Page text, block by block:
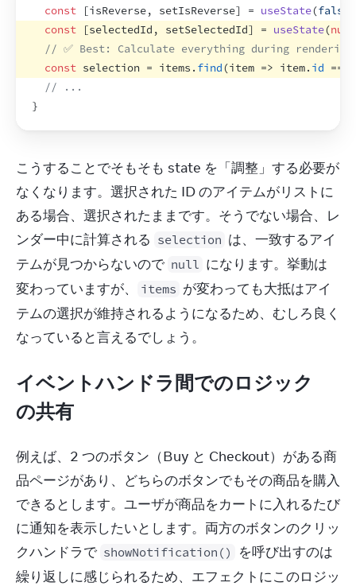
const
[isReverse, setIsReverse] = useState(false
const
[selectedId , setSelectedId] = useState(null
// ✅ Best: Calculate everything during rendering
const selection = items . find(item => item. id ===
// ...
}
こうすることでそもそも state を「調整」する必要が
なくなります。選択された ID のアイテムがリストに
ある場合、選択されたままです。そうでない場合、レ
ンダー中に計算される selection は、一致するアイ
テムが見つからないので null になります。挙動は
変わっていますが、
items が変わっても大抵はアイ
テムの選択が維持されるようになるため、むしろ良く
なっていると言えるでしょう。
イベントハンドラ間でのロジック
の共有
例えば、2 つのボタン（Buy と Checkout）がある商
品ページがあり、どちらのボタンでもその商品を購入
できるとします。ユーザが商品をカートに入れるたび
に通知を表示したいとします。両方のボタンのクリッ
クハンドラで showNotification()
を呼び出すのは
繰り返しに感じられるため、エフェクトにこのロジッ